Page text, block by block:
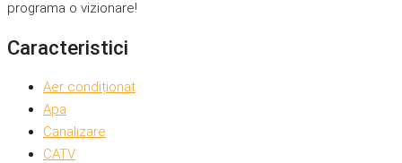
programa o vizionare!
Caracteristici
Aer condiționat
Apa
Canalizare
CATV